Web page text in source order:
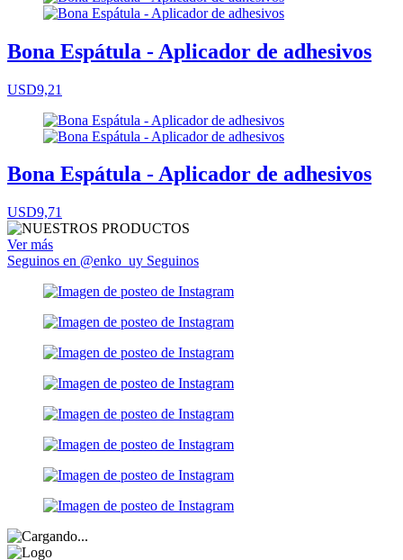
Bona Espátula - Aplicador de adhesivos
USD9,21
Bona Espátula - Aplicador de adhesivos
USD9,71
Ver más
Seguinos en @enko_uy Seguinos